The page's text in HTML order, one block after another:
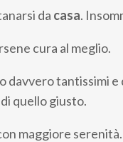
da casa.
cura al meglio.
davvero tantissimi
quello giusto.
maggiore serenità.